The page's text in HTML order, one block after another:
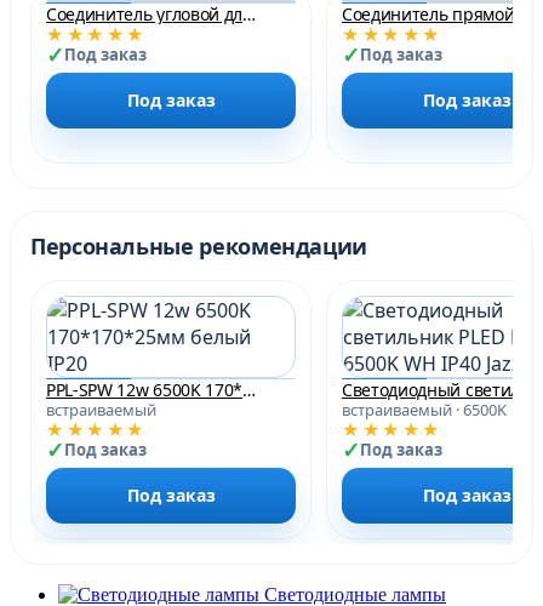
Соединитель угловой для низковольтного встраиваемого шинопровода, белый, LD2004
★★★★★
Под заказ
Под заказ
★★★★★
Под заказ
Под заказ
Персональные рекомендации
PPL-SPW 12w 6500K 170*170*25мм белый IP20
встраиваемый
★★★★★
Под заказ
Под заказ
встраиваемый · 6500K
★★★★★
Под заказ
Под заказ
Светодиодные лампы